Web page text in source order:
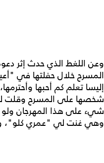
وعن اللغط الذي حدث إثر
المسرح خلال حفلتها في
إليسا تعلم كم أحبها
شخصها على المسرح وقلت
شيء على هذا المهرجان ولو
وهي غنت لي "عمري كلو"،